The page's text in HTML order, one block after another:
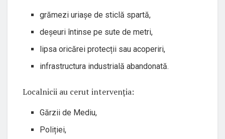
grămezi uriașe de sticlă spartă,
deșeuri întinse pe sute de metri,
lipsa oricărei protecții sau acoperiri,
infrastructura industrială abandonată.
Localnicii au cerut intervenția:
Gărzii de Mediu,
Poliției,